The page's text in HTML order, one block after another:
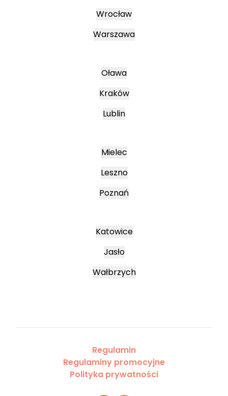
Wrocław
Warszawa
Oława
Kraków
Lublin
Mielec
Leszno
Poznań
Katowice
Jasło
Wałbrzych
Regulamin
Regulaminy promocyjne
Polityka prywatności